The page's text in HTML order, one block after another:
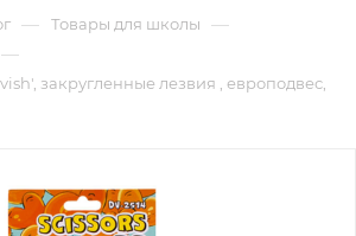
— Товары для школы —
—
закругленные лезвия , европодвес,